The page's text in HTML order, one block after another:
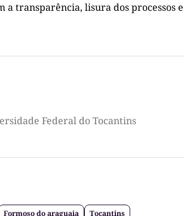
transparência, lisura dos processos
Federal do Tocantins
Formoso do araguaia Tocantins